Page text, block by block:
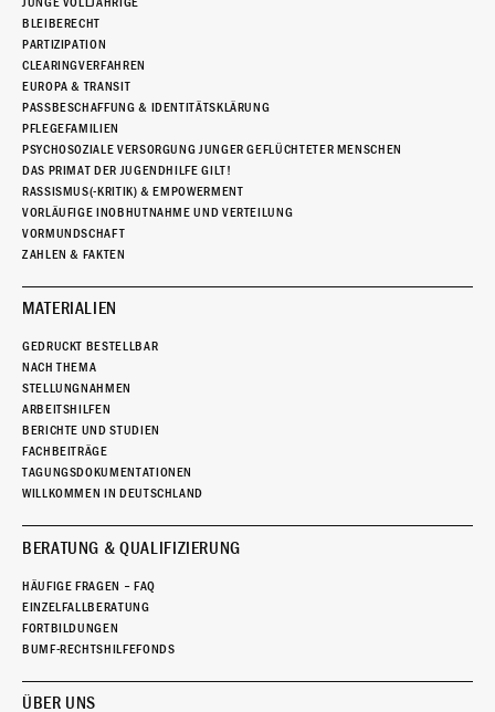
BLEIBERECHT
PARTIZIPATION
CLEARINGVERFAHREN
EUROPA & TRANSIT
PASSBESCHAFFUNG & IDENTITÄTSKLÄRUNG
PFLEGEFAMILIEN
PSYCHOSOZIALE VERSORGUNG JUNGER GEFLÜCHTETER MENSCHEN
DAS PRIMAT DER JUGENDHILFE GILT!
RASSISMUS(-KRITIK) & EMPOWERMENT
VORLÄUFIGE INOBHUTNAHME UND VERTEILUNG
VORMUNDSCHAFT
ZAHLEN & FAKTEN
MATERIALIEN
GEDRUCKT BESTELLBAR
NACH THEMA
STELLUNGNAHMEN
ARBEITSHILFEN
BERICHTE UND STUDIEN
FACHBEITRÄGE
TAGUNGSDOKUMENTATIONEN
WILLKOMMEN IN DEUTSCHLAND
BERATUNG & QUALIFIZIERUNG
HÄUFIGE FRAGEN – FAQ
EINZELFALLBERATUNG
FORTBILDUNGEN
BUMF-RECHTSHILFEFONDS
ÜBER UNS